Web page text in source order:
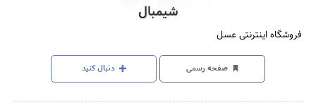
شیمبال
فروشگاه اینترنتی عسل
صفحه رسمی دنبال کنید